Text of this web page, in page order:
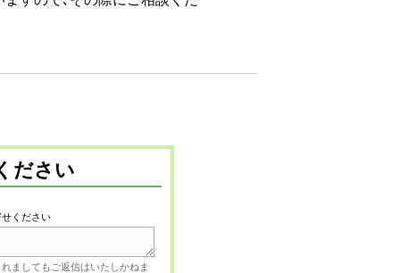
ださい
ください
ましてもご返信はいたしかねま